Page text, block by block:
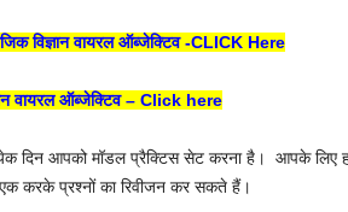
विज्ञान वायरल ऑब्जेक्टिव -CLICK Here
वायरल ऑब्जेक्टिव – Click here
दिन आपको मॉडल प्रैक्टिस सेट करना है। ‌ आपके लिए
करके प्रश्नों का रिवीजन कर सकते हैं।